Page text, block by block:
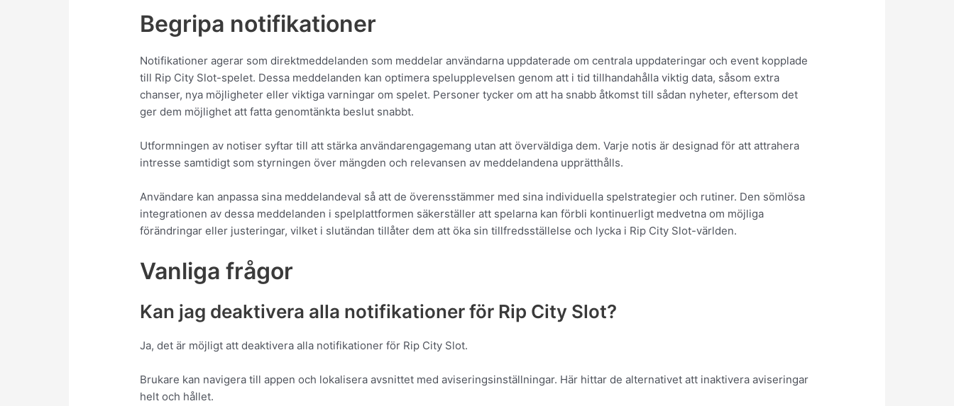
Begripa notifikationer
Notifikationer agerar som direktmeddelanden som meddelar användarna uppdaterade om centrala uppdateringar och event kopplade
till Rip City Slot-spelet. Dessa meddelanden kan optimera spelupplevelsen genom att i tid tillhandahålla viktig data, såsom extra
chanser, nya möjligheter eller viktiga varningar om spelet. Personer tycker om att ha snabb åtkomst till sådan nyheter, eftersom det
ger dem möjlighet att fatta genomtänkta beslut snabbt.
Utformningen av notiser syftar till att stärka användarengagemang utan att överväldiga dem. Varje notis är designad för att attrahera
intresse samtidigt som styrningen över mängden och relevansen av meddelandena upprätthålls.
Användare kan anpassa sina meddelandeval så att de överensstämmer med sina individuella spelstrategier och rutiner. Den sömlösa
integrationen av dessa meddelanden i spelplattformen säkerställer att spelarna kan förbli kontinuerligt medvetna om möjliga
förändringar eller justeringar, vilket i slutändan tillåter dem att öka sin tillfredsställelse och lycka i Rip City Slot-världen.
Vanliga frågor
Kan jag deaktivera alla notifikationer för Rip City Slot?
Ja, det är möjligt att deaktivera alla notifikationer för Rip City Slot.
Brukare kan navigera till appen och lokalisera avsnittet med aviseringsinställningar. Här hittar de alternativet att inaktivera aviseringar
helt och hållet.